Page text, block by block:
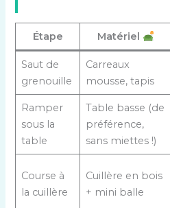
Étape Matériel
Saut de
grenouille
Carreaux
mousse, tapis
Ramper
sous la
table
Table basse (de
préférence,
sans miettes !)
Course à
la cuillère
Cuillère en bois
+ mini balle